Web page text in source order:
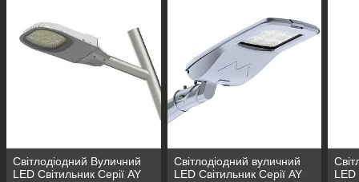
Світлодіодний Вуличний
LED Світильник Серії AY
Світлодіодний вуличний
LED Світильник Серії AY
LED